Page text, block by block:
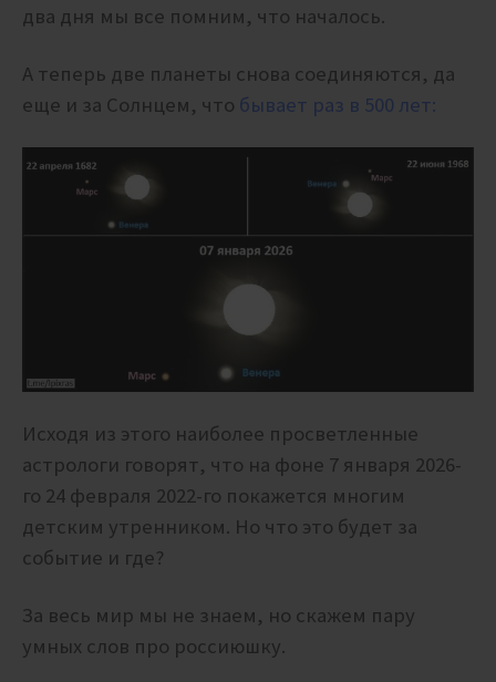
два дня мы все помним, что началось.
А теперь две планеты снова соединяются, да
еще и за Солнцем, что бывает раз в 500 лет:
Исходя из этого наиболее просветленные
астрологи говорят, что на фоне 7 января 2026-
го 24 февраля 2022-го покажется многим
детским утренником. Но что это будет за
событие и где?
За весь мир мы не знаем, но скажем пару
умных слов про россиюшку.